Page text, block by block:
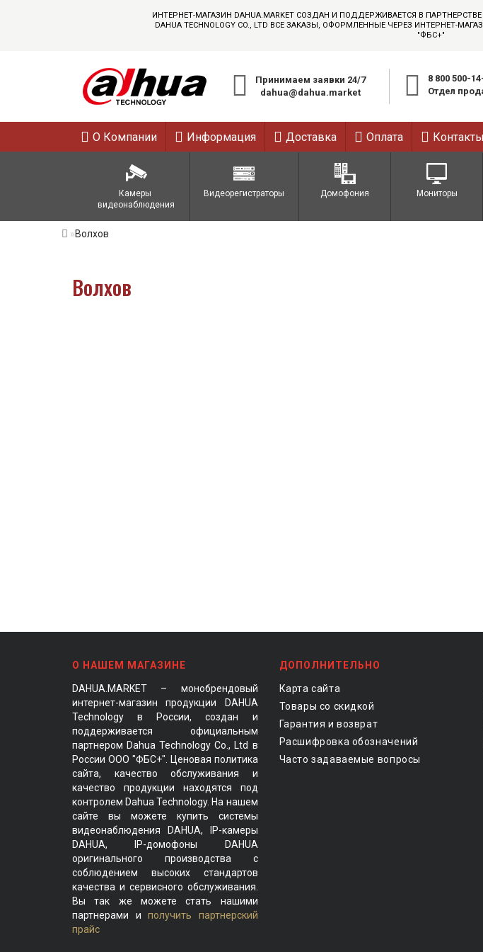
ИНТЕРНЕТ-МАГАЗИН DAHUA.MARKET СОЗДАН И ПОДДЕРЖИВАЕТСЯ В
DAHUA TECHNOLOGY CO., LTD ВСЕ ЗАКАЗЫ, ОФОРМЛЕННЫЕ ЧЕРЕЗ ИНТЕРНЕТ-
"ФБС+"
Принимаем заявки 24/7
dahua@dahua.market
8 800 500-
Отдел
О Компании Информация Доставка Оплата Контакты
Камеры
видеонаблюдения
Видеорегистраторы Домофония Мониторы
Волхов
Волхов
О НАШЕМ МАГАЗИНЕ
DAHUA.MARKET – монобрендовый
интернет-магазин продукции DAHUA
Technology в России, создан и
поддерживается официальным
партнером Dahua Technology Co., Ltd в
России ООО "ФБС+". Ценовая политика
сайта, качество обслуживания и
качество продукции находятся под
контролем Dahua Technology. На нашем
сайте вы можете купить системы
видеонаблюдения DAHUA, IP-камеры
DAHUA, IP-домофоны DAHUA
оригинального производства с
соблюдением высоких стандартов
качества и сервисного обслуживания.
Вы так же можете стать нашими
партнерами и получить партнерский
прайс
ДОПОЛНИТЕЛЬНО
Карта сайта
Товары со скидкой
Гарантия и возврат
Расшифровка обозначений
Часто задаваемые вопросы